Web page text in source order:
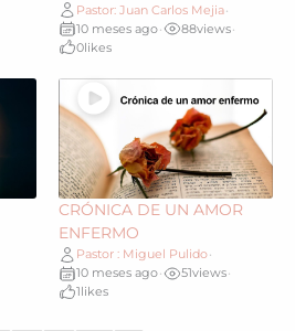
Pastor: Juan Carlos Mejia•
10 meses ago• 88views•
0likes
CRÓNICA DE UN AMOR
ENFERMO
Pastor : Miguel Pulido•
10 meses ago• 51views•
1likes